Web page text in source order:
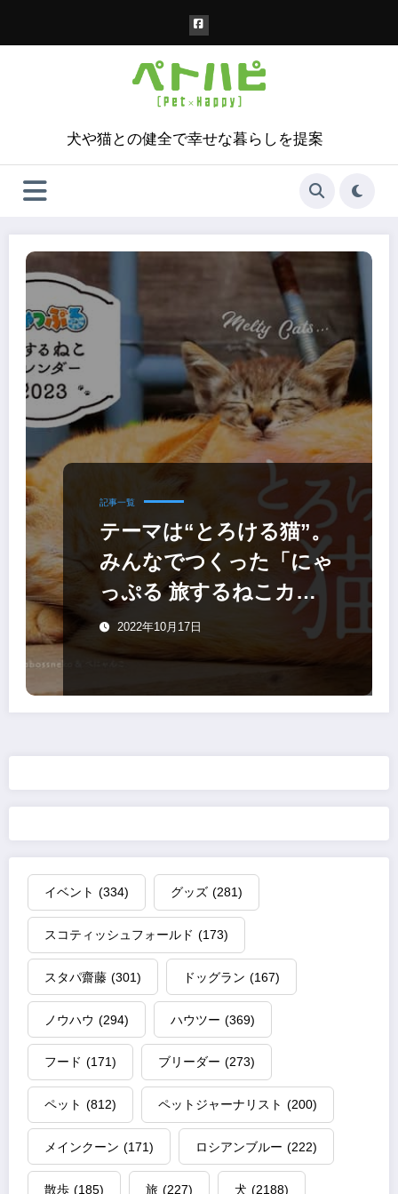
犬や猫との健全で幸せな暮らしを提案
記事一覧
テーマは“とろける猫”。
みんなでつくった「にゃ
っぷる 旅するねこカレ
ンダー2023 卓上版」
2022年10月17日
イベント (334) グッズ (281)
スコティッシュフォールド (173)
スタパ齋藤 (301) ドッグラン (167)
ノウハウ (294) ハウツー (369)
フード (171) ブリーダー (273)
ペット (812) ペットジャーナリスト (200)
メインクーン (171) ロシアンブルー (222)
散歩 (185) 旅 (227) 犬 (2188)